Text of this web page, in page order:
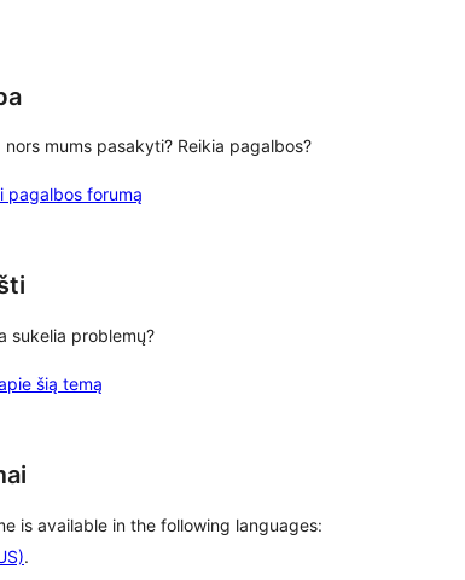
nors mums pasakyti? Reikia pagalbos?
pagalbos forumą
sukelia problemų?
šią temą
is available in the following languages:
.